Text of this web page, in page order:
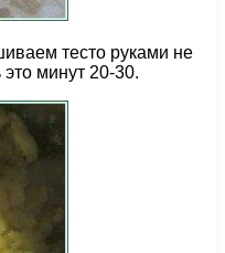
тесто руками не
минут 20-30.